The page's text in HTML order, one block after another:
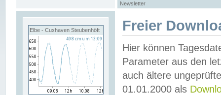
Newsletter
Elbe - Cuxhaven Steubenhöft Freier
Hier können
Parameter aus den
auch ältere
01.01.2000 als